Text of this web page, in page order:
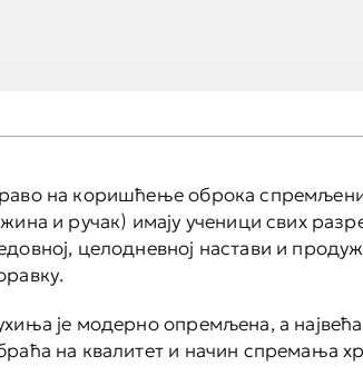
на коришћење оброка
и ручак) имају ученици свих
целодневној настави и
је модерно опремљена, а
на квалитет и начин спремања